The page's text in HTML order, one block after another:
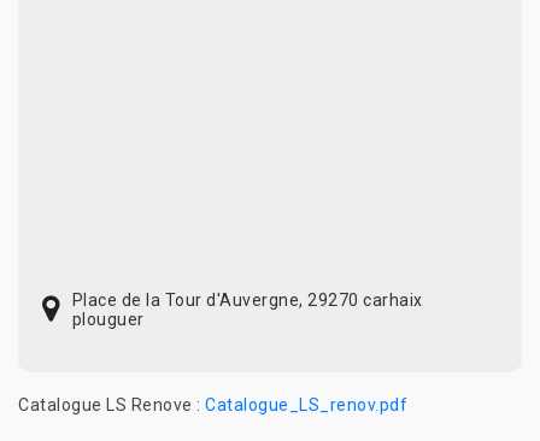
Place de la Tour d'Auvergne, 29270 carhaix
plouguer
Catalogue LS Renove : Catalogue_LS_renov.pdf